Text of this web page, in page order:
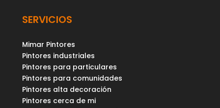
SERVICIOS
Mimar Pintores
Pintores industriales
Pintores para particulares
Pintores para comunidades
Pintores alta decoración
Pintores cerca de mi